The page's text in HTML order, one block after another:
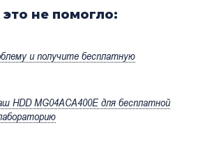
это не помогло:
и получите бесплатную
HDD MG04ACA400E для бесплатной